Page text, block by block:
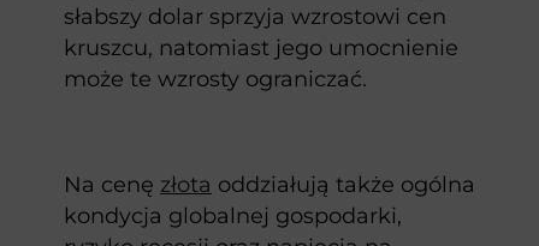
słabszy dolar sprzyja wzrostowi cen
kruszcu, natomiast jego umocnienie
może te wzrosty ograniczać.
Na cenę złota oddziałują także ogólna
kondycja globalnej gospodarki,